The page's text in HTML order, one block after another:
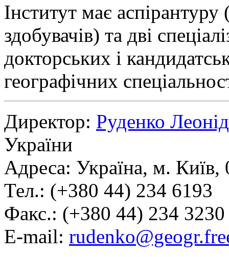
Інститут має аспірантуру
здобувачів) та дві
докторських і
географічних
Директор: Руденко
України
Адреса: Україна, м.
Тел.: (+380 44) 234 6193
Факс.: (+380 44) 234 3230
E-mail: